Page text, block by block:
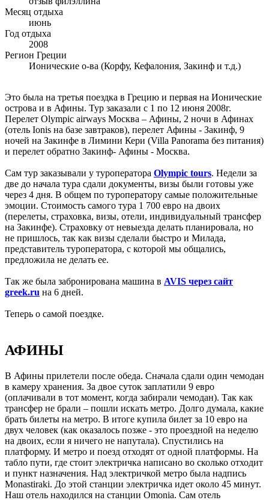
Месяц отдыха
июнь
Год отдыха
2008
Регион Греции
Ионические о-ва (Корфу, Кефалония, Закинф и т.д.)
Это была на третья поездка в Грецию и первая на Ионические
острова и в Афины. Тур заказали с 1 по 12 июня 2008г.
Перелет Olympic airways Москва – Афины, 2 ночи в Афинах
(отель Ionis на базе завтраков), перелет Афины - Закинф, 9
ночей на Закинфе в Лимини Кери (Villa Panorama без питания)
и перелет обратно Закинф- Афины - Москва.
Сам тур заказывали у туроператора Olympic tours. Недели за
две до начала тура сдали документы, визы были готовы уже
через 4 дня. В общем по туроператору самые положительные
эмоции. Стоимость самого тура 1 700 евро на двоих
(перелеты, страховка, визы, отели, индивидуальный трансфер
на Закинфе). Страховку от невыезда делать планировала, но
не пришлось, так как визы сделали быстро и Милада,
представитель туроператора, с которой мы общались,
предложила не делать ее.
Так же была забронирована машина в AVIS через сайт
greek.ru на 6 дней.
Теперь о самой поездке.
АФИНЫ
В Афины прилетели после обеда. Сначала сдали один чемодан
в камеру хранения. За двое суток заплатили 9 евро
(оплачивали в тот момент, когда забирали чемодан). Так как
трансфер не брали – пошли искать метро. Долго думала, какие
брать билеты на метро. В итоге купила билет за 10 евро на
двух человек (как оказалось позже - это проездной на неделю
на двоих, если я ничего не напутала). Спустились на
платформу. И метро и поезд отходят от одной платформы. На
табло пути, где стоит электричка написано во сколько отходит
и пункт назначения. Над электричкой метро была надпись
Monastiraki. До этой станции электричка идет около 45 минут.
Наш отель находился на станции Omonia. Сам отель